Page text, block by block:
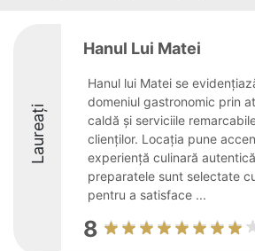
Laureați
Hanul Lui Matei
Hanul lui Matei se
domeniul gastronomic prin
caldă și serviciile
clienților. Locația pune
experiență culinară
preparatele sunt selectate
pentru a satisface ...
8